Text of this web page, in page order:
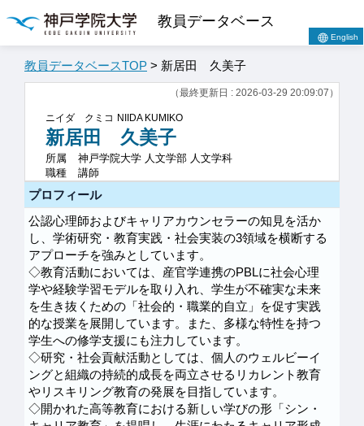
教員データベース
English
教員データベースTOP > 新居田 久美子
（最終更新日 : 2026-03-29 20:09:07）
ニイダ クミコ NIIDA KUMIKO
新居田 久美子
所属
神戸学院大学 人文学部 人文学科
職種
講師
プロフィール
公認心理師およびキャリアカウンセラーの知見を活か
し、学術研究・教育実践・社会実装の3領域を横断する
アプローチを強みとしています。
◇教育活動においては、産官学連携のPBLに社会心理
学や経験学習モデルを取り入れ、学生が不確実な未来
を生き抜くための「社会的・職業的自立」を促す実践
的な授業を展開しています。また、多様な特性を持つ
学生への修学支援にも注力しています。
◇研究・社会貢献活動としては、個人のウェルビーイ
ングと組織の持続的成長を両立させるリカレント教育
やリスキリング教育の発展を目指しています。
◇開かれた高等教育における新しい学びの形「シン・